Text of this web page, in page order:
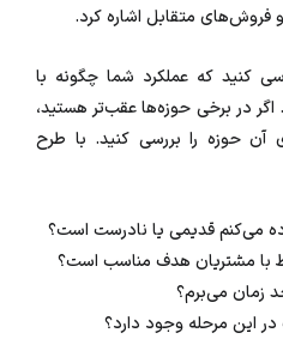
فروش‌های متقابل اشاره کرد.
کنید که عملکرد شما چگونه با
در برخی حوزه‌ها عقب‌تر هستید،
آن حوزه را بررسی کنید. با طرح
می‌کنم قدیمی یا نادرست است؟
با مشتریان هدف مناسب است؟
زمان می‌برم؟
این مرحله وجود دارد؟